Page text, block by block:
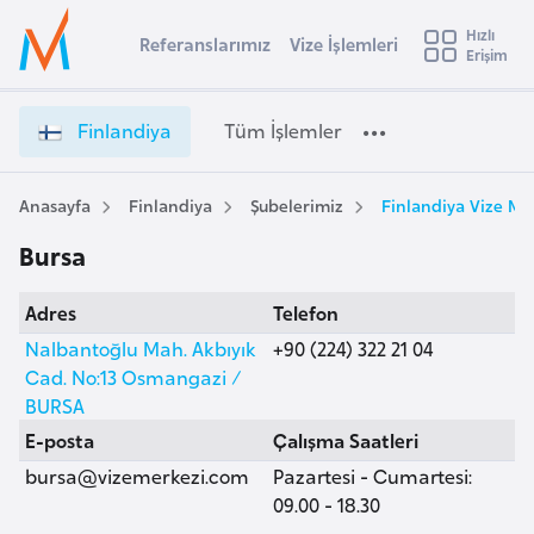
Ülke Seçimi
Başvuru yapmak istediğiniz ülkeyi seçin
Üye
Girişi
i
l
a
n
V
i
İ
ş
e
t
Referanslarımız Vize İşlemleri
Hızlı
Erişim
Finlandiya Tüm İşlemler
Anasayfa Finlandiya Şubelerimiz Finlandiya Vize
Bursa
Adres
Nalbantoğlu Mah. Akbıyık
Cad. No:13 Osmangazi /
BURSA
Telefon
+90 (224) 322 21 04
E-posta
bursa@vizemerkezi.com
Çalışma Saatleri
Pazartesi - Cumartesi:
09.00 - 18.30
s
t
r
a
v
u
s
t
u
r